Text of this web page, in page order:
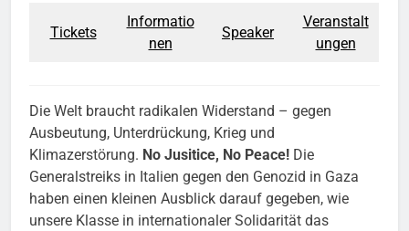
Tickets
Informatio
nen
Speaker
Veranstalt
ungen
Die Welt braucht radikalen Widerstand – gegen
Ausbeutung, Unterdrückung, Krieg und
Klimazerstörung. No Jusitice, No Peace! Die
Generalstreiks in Italien gegen den Genozid in Gaza
haben einen kleinen Ausblick darauf gegeben, wie
unsere Klasse in internationaler Solidarität das